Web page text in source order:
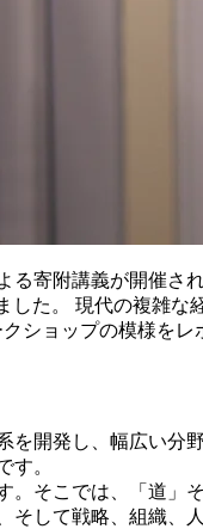
寄附講義が開催さ
た。 現代の複雑
ショップの模様をレ
開発し、幅広い分
す。
そこでは、「道」
して戦略、組織、